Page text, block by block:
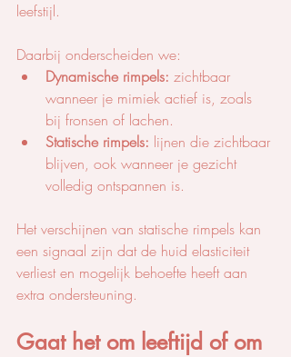
leefstijl.
Daarbij onderscheiden we:
Dynamische rimpels: zichtbaar
wanneer je mimiek actief is, zoals
bij fronsen of lachen.
Statische rimpels: lijnen die zichtbaar
blijven, ook wanneer je gezicht
volledig ontspannen is.
Het verschijnen van statische rimpels kan
een signaal zijn dat de huid elasticiteit
verliest en mogelijk behoefte heeft aan
extra ondersteuning.
Gaat het om leeftijd of om